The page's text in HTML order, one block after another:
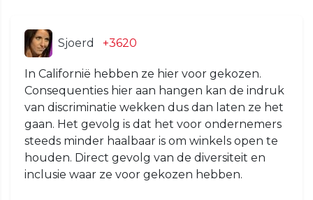
Sjoerd +3620
In Californië hebben ze hier voor gekozen.
Consequenties hier aan hangen kan de indruk
van discriminatie wekken dus dan laten ze het
gaan. Het gevolg is dat het voor ondernemers
steeds minder haalbaar is om winkels open te
houden. Direct gevolg van de diversiteit en
inclusie waar ze voor gekozen hebben.